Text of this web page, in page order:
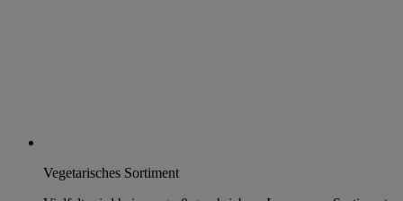
Vegetarisches Sortiment